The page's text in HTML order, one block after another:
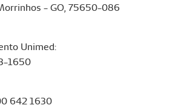
- GO, 75650-086
Unimed:
1650
642 1630